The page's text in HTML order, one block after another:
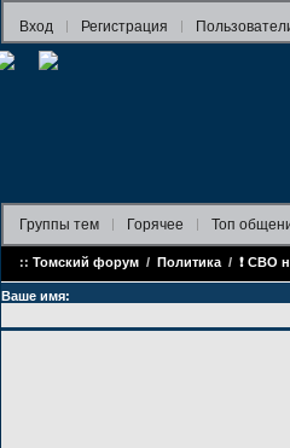
Вход Регистрация
Группы тем Горячее Топ
:: Томский форум / Политика / ❗️ СВО
Ваше имя: